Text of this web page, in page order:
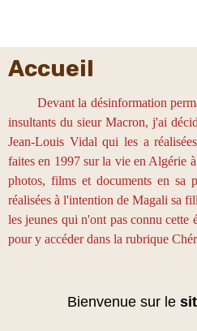
Accueil
Devant la désinformation
insultants du sieur Macron, j'ai
Jean-Louis Vidal qui les a
faites en 1997 sur la vie en Algérie
photos, films et documents en sa
réalisées à l'intention de Magali sa
les jeunes qui n'ont pas connu cette
pour y accéder dans la rubrique
Bienvenue sur le